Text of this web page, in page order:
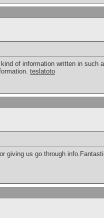
of information written in such
teslatoto
giving us go through